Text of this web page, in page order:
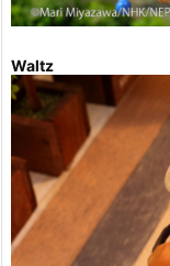
Waltz